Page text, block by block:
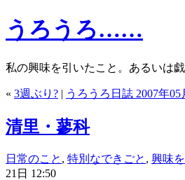
うろうろ……
私の興味を引いたこと。あるいは戯
« 3週ぶり? | うろうろ日誌 2007年05
清里・蓼科
日常のこと , 特別なできごと , 興味
21日 12:50